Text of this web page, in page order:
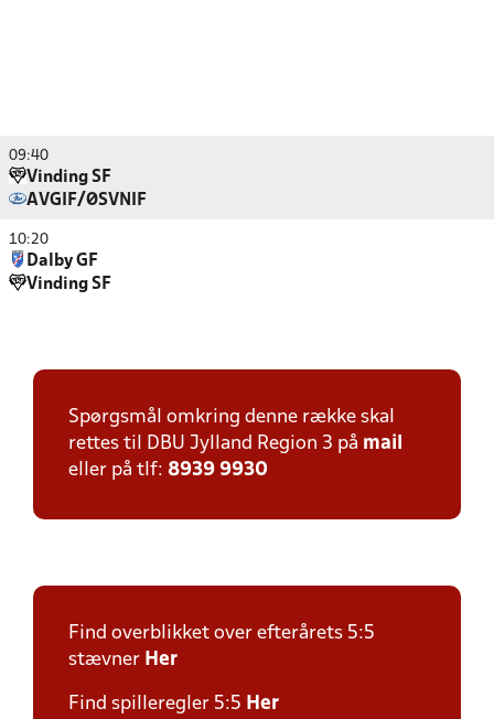
09:40
Vinding SF
AVGIF/ØSVNIF
10:20
Dalby GF
Vinding SF
Spørgsmål omkring denne række skal
rettes til DBU Jylland Region 3 på mail
eller på tlf: 8939 9930
Find overblikket over efterårets 5:5
stævner Her
Find spilleregler 5:5 Her